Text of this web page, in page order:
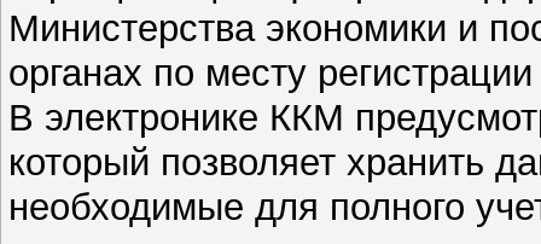
Министерства экономики и
органах по месту
В электронике ККМ
который позволяет хранить
необходимые для полного